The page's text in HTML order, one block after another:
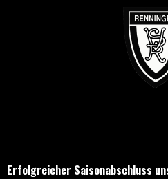
Erfolgreicher Saisonabschluss